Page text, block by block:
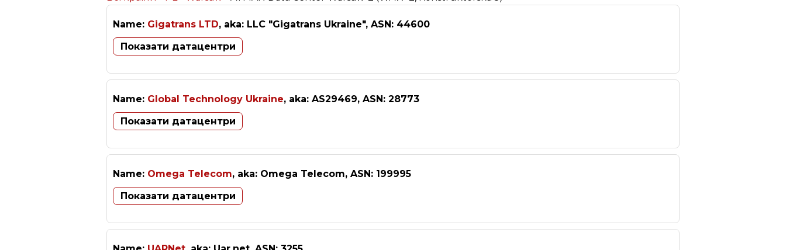
Name: Gigatrans LTD, aka: LLC "Gigatrans Ukraine", ASN: 44600
Показати датацентри
Name: Global Technology Ukraine, aka: AS29469, ASN: 28773
Показати датацентри
Name: Omega Telecom, aka: Omega Telecom, ASN: 199995
Показати датацентри